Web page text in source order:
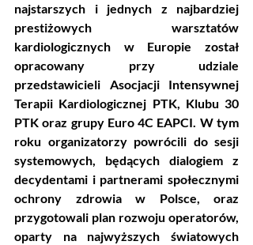
najstarszych i jednych z najbardziej
prestiżowych warsztatów
kardiologicznych w Europie został
opracowany przy udziale
przedstawicieli Asocjacji Intensywnej
Terapii Kardiologicznej PTK, Klubu 30
PTK oraz grupy Euro 4C EAPCI. W tym
roku organizatorzy powrócili do sesji
systemowych, będących dialogiem z
decydentami i partnerami społecznymi
ochrony zdrowia w Polsce, oraz
przygotowali plan rozwoju operatorów,
oparty na najwyższych światowych